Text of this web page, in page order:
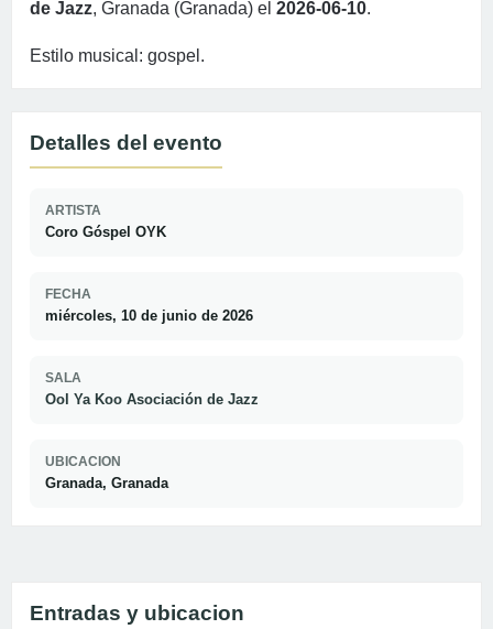
de Jazz, Granada (Granada) el 2026-06-10.
Estilo musical: gospel.
Detalles del evento
ARTISTA
Coro Góspel OYK
FECHA
miércoles, 10 de junio de 2026
SALA
Ool Ya Koo Asociación de Jazz
UBICACION
Granada, Granada
Entradas y ubicacion